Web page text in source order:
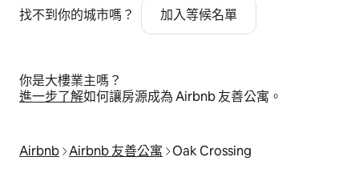
找不到你的城市嗎？ 加入等候名單
你是大樓業主嗎？
進⁠一⁠步了⁠解如何讓房源成為 Airbnb 友善公寓⁠。
Airbnb Airbnb 友善公寓 Oak Crossing